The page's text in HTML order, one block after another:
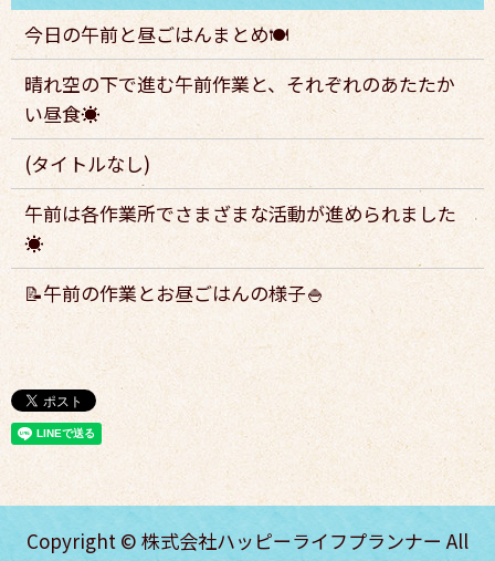
今日の午前と昼ごはんまとめ🍽️
晴れ空の下で進む午前作業と、それぞれのあたたか
い昼食☀️
(タイトルなし)
午前は各作業所でさまざまな活動が進められました
☀️
📝午前の作業とお昼ごはんの様子🍚
Copyright © 株式会社ハッピーライフプランナー All